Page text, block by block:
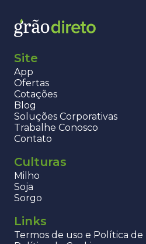
Site
App
Ofertas
Cotações
Blog
Soluções Corporativas
Trabalhe Conosco
Contato
Culturas
Milho
Soja
Sorgo
Links
Termos de uso e Política de